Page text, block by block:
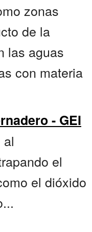
zonas
de la
las aguas
con materia
- GEI
el
el dióxido